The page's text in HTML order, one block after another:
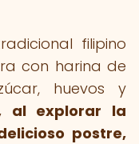
filipino
con harina de
huevos y
al explorar la
postre,